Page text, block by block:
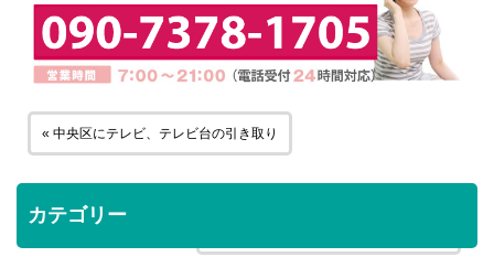
« 中央区にテレビ、テレビ台の引き取り
カテゴリー